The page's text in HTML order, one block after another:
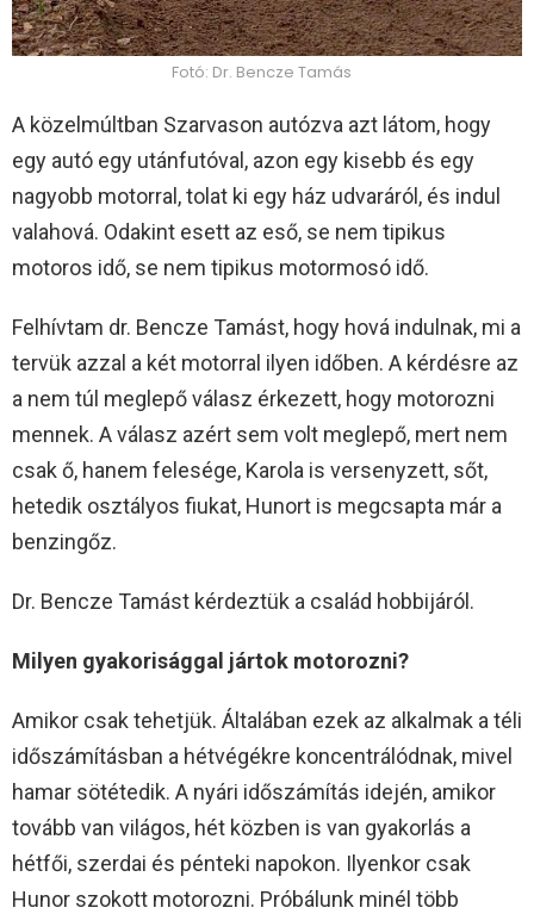
Fotó: Dr. Bencze Tamás
A közelmúltban Szarvason autózva azt látom, hogy
egy autó egy utánfutóval, azon egy kisebb és egy
nagyobb motorral, tolat ki egy ház udvaráról, és indul
valahová. Odakint esett az eső, se nem tipikus
motoros idő, se nem tipikus motormosó idő.
Felhívtam dr. Bencze Tamást, hogy hová indulnak, mi a
tervük azzal a két motorral ilyen időben. A kérdésre az
a nem túl meglepő válasz érkezett, hogy motorozni
mennek. A válasz azért sem volt meglepő, mert nem
csak ő, hanem felesége, Karola is versenyzett, sőt,
hetedik osztályos fiukat, Hunort is megcsapta már a
benzingőz.
Dr. Bencze Tamást kérdeztük a család hobbijáról.
Milyen gyakorisággal jártok motorozni?
Amikor csak tehetjük. Általában ezek az alkalmak a téli
időszámításban a hétvégékre koncentrálódnak, mivel
hamar sötétedik. A nyári időszámítás idején, amikor
tovább van világos, hét közben is van gyakorlás a
hétfői, szerdai és pénteki napokon. Ilyenkor csak
Hunor szokott motorozni. Próbálunk minél több